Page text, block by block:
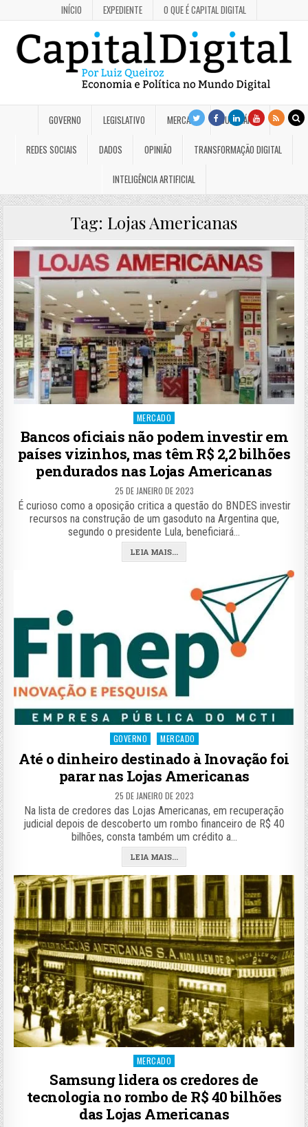
INÍCIO EXPEDIENTE O QUE É CAPITAL DIGITAL
GOVERNO LEGISLATIVO MERCADO JUDICIÁRIO
REDES SOCIAIS DADOS OPINIÃO TRANSFORMAÇÃO DIGITAL
INTELIGÊNCIA ARTIFICIAL
Tag: Lojas Americanas
Posted
in
MERCADO
Bancos oficiais não podem investir em
países vizinhos, mas têm R$ 2,2 bilhões
pendurados nas Lojas Americanas
25 DE JANEIRO DE 2023
É curioso como a oposição critica a questão do BNDES investir
recursos na construção de um gasoduto na Argentina que,
segundo o presidente Lula, beneficiará…
LEIA MAIS...
Posted
GOVERNO MERCADO
Até o dinheiro destinado à Inovação foi
parar nas Lojas Americanas
25 DE JANEIRO DE 2023
Na lista de credores das Lojas Americanas, em recuperação
judicial depois de descoberto um rombo financeiro de R$ 40
bilhões, consta também um crédito a…
LEIA MAIS...
Posted
in
MERCADO
Samsung lidera os credores de
tecnologia no rombo de R$ 40 bilhões
das Lojas Americanas